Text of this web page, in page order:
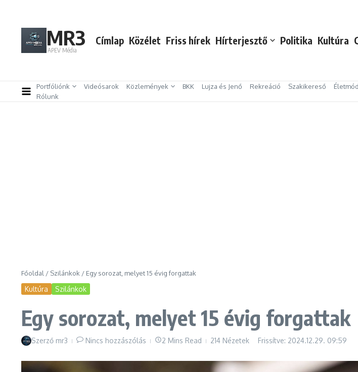
MR3
APEV Média
Címlap Közélet Friss hírek Hírterjesztő Politika Kultúra
Portfóliónk Videósarok Közlemények BKK Lujza és Jenő Rekreáció Szakikereső
Rólunk
Főoldal / Szilánkok / Egy sorozat, melyet 15 évig forgattak
Kultúra Szilánkok
Egy sorozat, melyet 15 évig forgattak
Szerző mr3 Nincs hozzászólás 2 Mins Read 214 Nézetek Frissítve: 2024.12.29. 09:59